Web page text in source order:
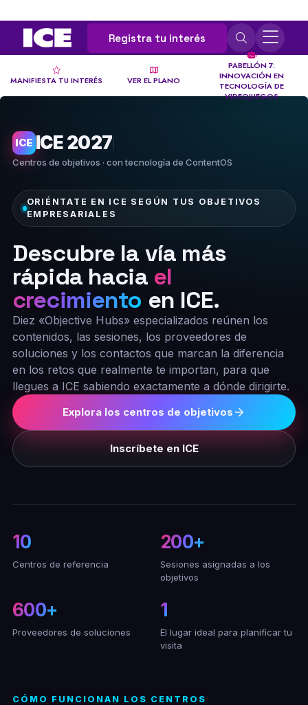
Registra tu interés
MANIFIESTA TU INTERÉS VER EL PLANO
PABELLÓN 7:
INNOVACIÓN EN
TECNOLOGÍA DE
VIDEOJUEGOS
ICE ICE 2027
Centros de objetivos · con tecnología de ContentOS
ORIÉNTATE EN ICE SEGÚN TUS OBJETIVOS
EMPRESARIALES
Descubre la vía más
rápida hacia el
crecimiento en ICE.
Diez «Objective Hubs» especializados reúnen los
contenidos, las sesiones, los proveedores de
soluciones y los contactos que marcan la diferencia
en los retos que realmente te importan, para que
llegues a ICE sabiendo exactamente a dónde dirigirte.
Explora los centros de objetivos
Inscríbete en ICE
10
Centros de referencia
200+
Sesiones asignadas a los
objetivos
600+
Proveedores de soluciones
1
El lugar ideal para planificar tu
visita
CÓMO FUNCIONAN LOS CENTROS